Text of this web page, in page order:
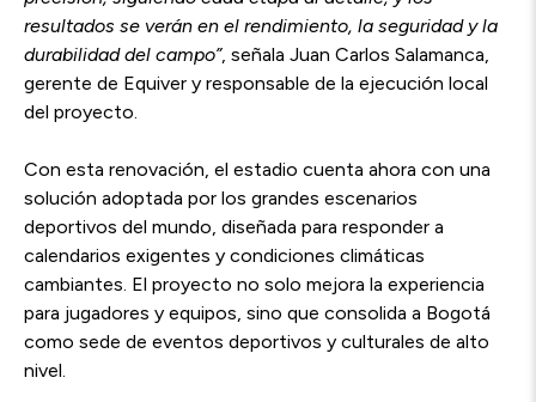
resultados se verán en el rendimiento, la seguridad y la
durabilidad del campo”, señala Juan Carlos Salamanca,
gerente de Equiver y responsable de la ejecución local
del proyecto.
Con esta renovación, el estadio cuenta ahora con una
solución adoptada por los grandes escenarios
deportivos del mundo, diseñada para responder a
calendarios exigentes y condiciones climáticas
cambiantes. El proyecto no solo mejora la experiencia
para jugadores y equipos, sino que consolida a Bogotá
como sede de eventos deportivos y culturales de alto
nivel.